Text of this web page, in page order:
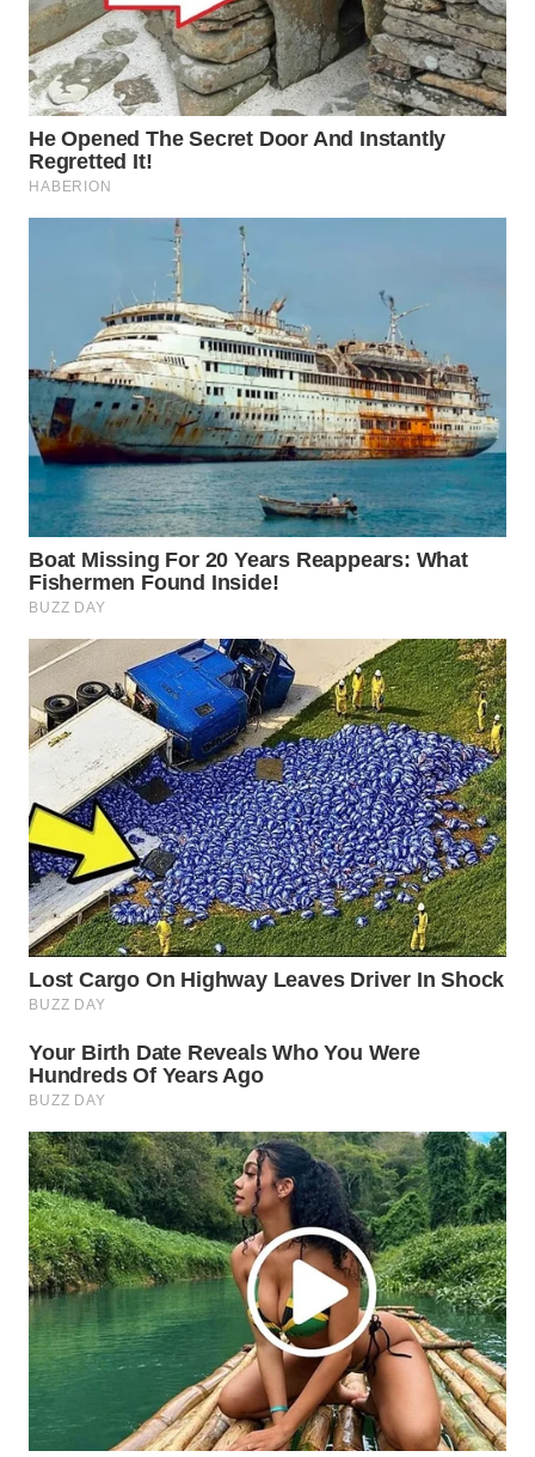
WN
INDRAMAYU
WN
KUNINGAN
WN
SUBANG
WN
SUKABUMI
WN
PURWAKARTA
WN
PRIANGAN
WN
SEMARANG
WN
SOLO
WN
BOROBUDUR
WN
MADURA
SURABAYA
WN
NATUNA
WN
BINTAN
WN
MANDALIKA
LIKUPANG